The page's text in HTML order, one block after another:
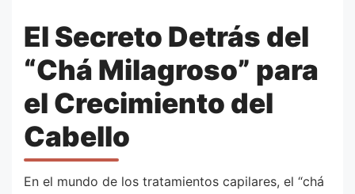
El Secreto Detrás del
“Chá Milagroso” para
el Crecimiento del
Cabello
En el mundo de los tratamientos capilares, el “chá